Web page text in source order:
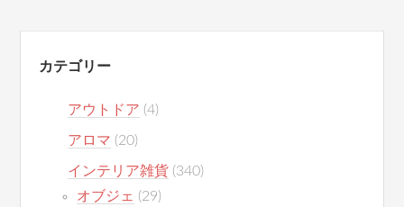
カテゴリー
アウトドア (4)
アロマ (20)
インテリア雑貨 (340)
オブジェ (29)